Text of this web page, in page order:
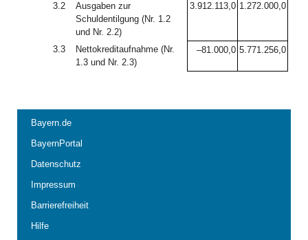
3.2
Ausgaben zur
Schuldentilgung (Nr. 1.2
und Nr. 2.2)
3.912.113,0 1.272.000,0
3.3
Nettokreditaufnahme (Nr.
1.3 und Nr. 2.3)
–81.000,0 5.771.256,0
Bayern.de
BayernPortal
Datenschutz
Impressum
Barrierefreiheit
Hilfe